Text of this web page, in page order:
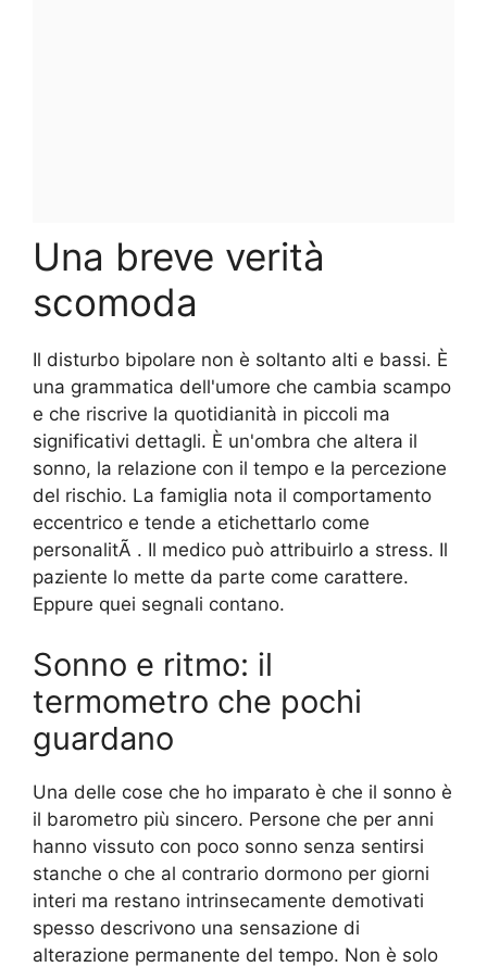
Una breve verità
scomoda
Il disturbo bipolare non è soltanto alti e bassi. È
una grammatica dell'umore che cambia scampo
e che riscrive la quotidianità in piccoli ma
significativi dettagli. È un'ombra che altera il
sonno, la relazione con il tempo e la percezione
del rischio. La famiglia nota il comportamento
eccentrico e tende a etichettarlo come
personalitÃ . Il medico può attribuirlo a stress. Il
paziente lo mette da parte come carattere.
Eppure quei segnali contano.
Sonno e ritmo: il
termometro che pochi
guardano
Una delle cose che ho imparato è che il sonno è
il barometro più sincero. Persone che per anni
hanno vissuto con poco sonno senza sentirsi
stanche o che al contrario dormono per giorni
interi ma restano intrinsecamente demotivati
spesso descrivono una sensazione di
alterazione permanente del tempo. Non è solo